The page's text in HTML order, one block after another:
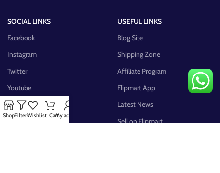
SOCIAL LINKS
Facebook
Instagram
Twitter
Youtube
Pinterest
FB Group
USEFUL LINKS
Blog Site
Shipping Zone
Affiliate Program
Flipmart App
Latest News
Sell on Flipmart
ShopFiltersWishlist CartMy account